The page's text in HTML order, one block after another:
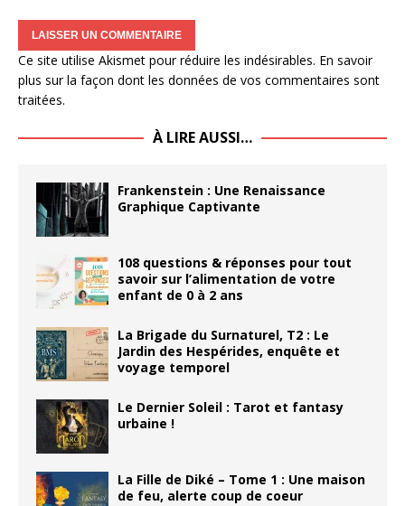
Ce site utilise Akismet pour réduire les indésirables. En savoir
plus sur la façon dont les données de vos commentaires sont
traitées.
À LIRE AUSSI…
Frankenstein : Une Renaissance
Graphique Captivante
108 questions & réponses pour tout
savoir sur l’alimentation de votre
enfant de 0 à 2 ans
La Brigade du Surnaturel, T2 : Le
Jardin des Hespérides, enquête et
voyage temporel
Le Dernier Soleil : Tarot et fantasy
urbaine !
La Fille de Diké – Tome 1 : Une maison
de feu, alerte coup de coeur